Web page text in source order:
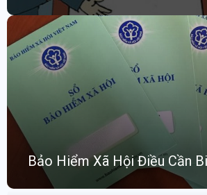
Bảo Hiểm Xã Hội Điều Cần